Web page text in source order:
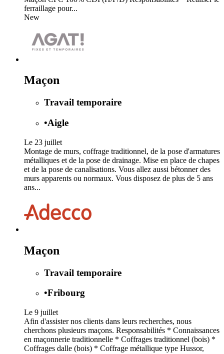
ferraillage pour...
New
Maçon
Travail temporaire
•Aigle
Le 23 juillet
Montage de murs, coffrage traditionnel, de la pose d'armatures
métalliques et de la pose de drainage. Mise en place de chapes
et de la pose de canalisations. Vous allez aussi bétonner des
murs apparents ou normaux. Vous disposez de plus de 5 ans
ans...
Maçon
Travail temporaire
•Fribourg
Le 9 juillet
Afin d'assister nos clients dans leurs recherches, nous
cherchons plusieurs maçons. Responsabilités * Connaissances
en maçonnerie traditionnelle * Coffrages traditionnel (bois) *
Coffrages dalle (bois) * Coffrage métallique type Hussor,